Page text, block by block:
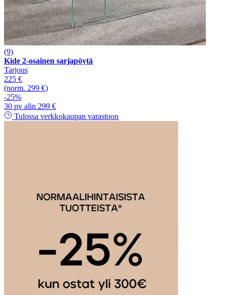
(9)
Kide 2-osainen sarjapöytä
Tarjous
225 €
(norm. 299 €)
-25%
30 pv alin 299 €
Tulossa verkkokaupan varastoon